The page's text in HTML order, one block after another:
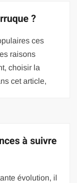
?
ces
raisons
choisir la
cet article,
à suivre
évolution, il